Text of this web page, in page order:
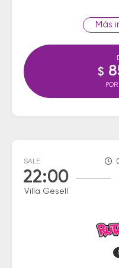
$
SALE
22:00
Villa Gesell